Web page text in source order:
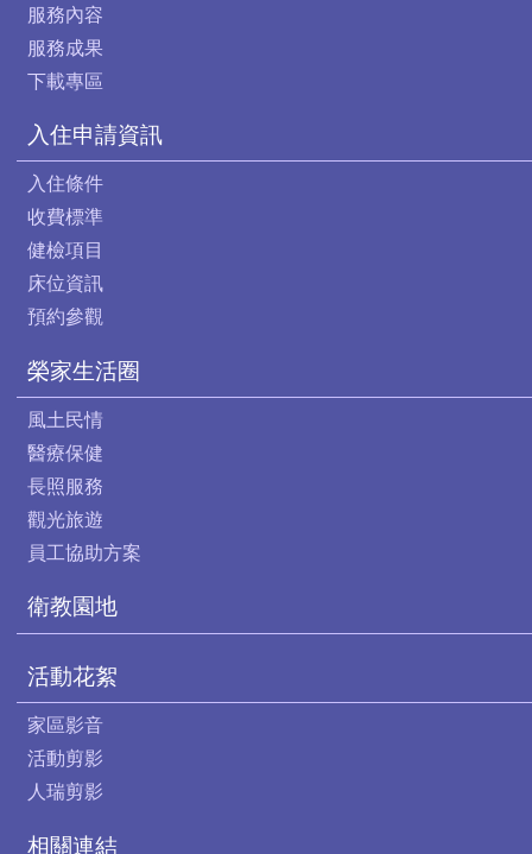
服務內容
服務成果
下載專區
入住申請資訊
入住條件
收費標準
健檢項目
床位資訊
預約參觀
榮家生活圈
風土民情
醫療保健
長照服務
觀光旅遊
員工協助方案
衛教園地
活動花絮
家區影音
活動剪影
人瑞剪影
相關連結